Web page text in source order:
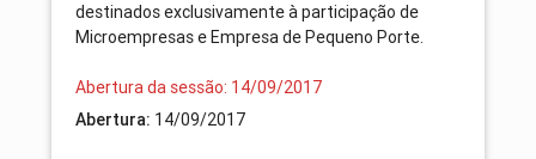
destinados exclusivamente à participação de
Microempresas e Empresa de Pequeno Porte.
Abertura da sessão: 14/09/2017
Abertura: 14/09/2017